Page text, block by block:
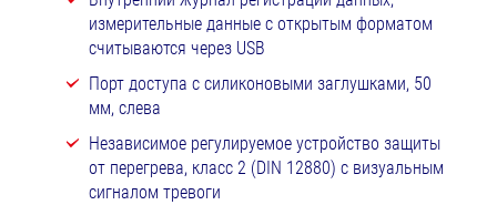
измерительные данные с открытым форматом
считываются через USB
Порт доступа с силиконовыми заглушками, 50
мм, слева
Независимое регулируемое устройство защиты
от перегрева, класс 2 (DIN 12880) с визуальным
сигналом тревоги